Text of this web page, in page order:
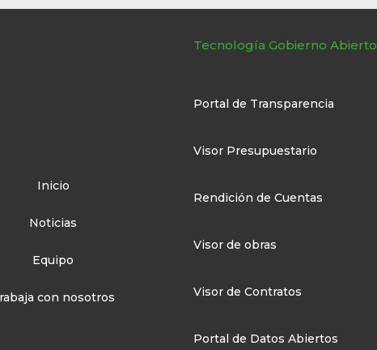
Inicio
Noticias
Equipo
con nosotros
Tecnología Gobierno Abierto
Portal de Transparencia
Visor Presupuestario
Rendición de Cuentas
Visor de obras
Visor de Contratos
Portal de Datos Abiertos